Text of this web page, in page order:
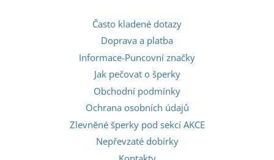
Často kladené dotazy
Doprava a platba
Informace-Puncovní značky
Jak pečovat o šperky
Obchodní podmínky
Ochrana osobních údajů
Zlevněné šperky pod sekcí AKCE
Nepřevzaté dobírky